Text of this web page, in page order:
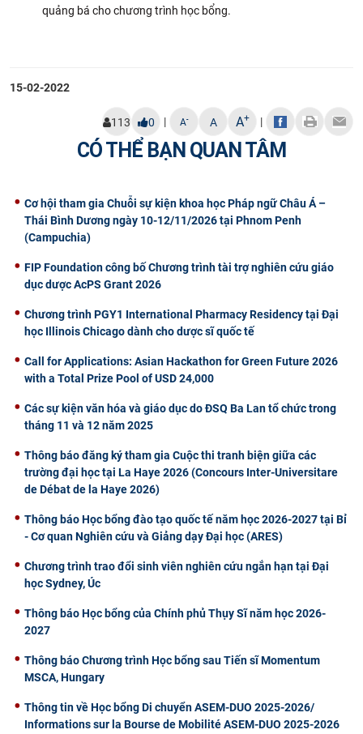
quảng bá cho chương trình học bổng.​
15-02-2022
113 0 | A- A A+ |
CÓ THỂ BẠN QUAN TÂM
Cơ hội tham gia Chuỗi sự kiện khoa học Pháp ngữ Châu Á –
Thái Bình Dương ngày 10-12/11/2026 tại Phnom Penh
(Campuchia)
FIP Foundation công bố Chương trình tài trợ nghiên cứu giáo
dục dược AcPS Grant 2026
Chương trình PGY1 International Pharmacy Residency tại Đại
học Illinois Chicago dành cho dược sĩ quốc tế
Call for Applications: Asian Hackathon for Green Future 2026
with a Total Prize Pool of USD 24,000
Các sự kiện văn hóa và giáo dục do ĐSQ Ba Lan tổ chức trong
tháng 11 và 12 năm 2025
Thông báo đăng ký tham gia Cuộc thi tranh biện giữa các
trường đại học tại La Haye 2026 (Concours Inter-Universitare
de Débat de la Haye 2026)
Thông báo Học bổng đào tạo quốc tế năm học 2026-2027 tại Bỉ
- Cơ quan Nghiên cứu và Giảng dạy Đại học (ARES)
Chương trình trao đổi sinh viên nghiên cứu ngắn hạn tại Đại
học Sydney, Úc
Thông báo Học bổng của Chính phủ Thụy Sĩ năm học 2026-
2027
Thông báo Chương trình Học bổng sau Tiến sĩ Momentum
MSCA, Hungary
Thông tin về Học bổng Di chuyển ASEM-DUO 2025-2026/
Informations sur la Bourse de Mobilité ASEM-DUO 2025-2026